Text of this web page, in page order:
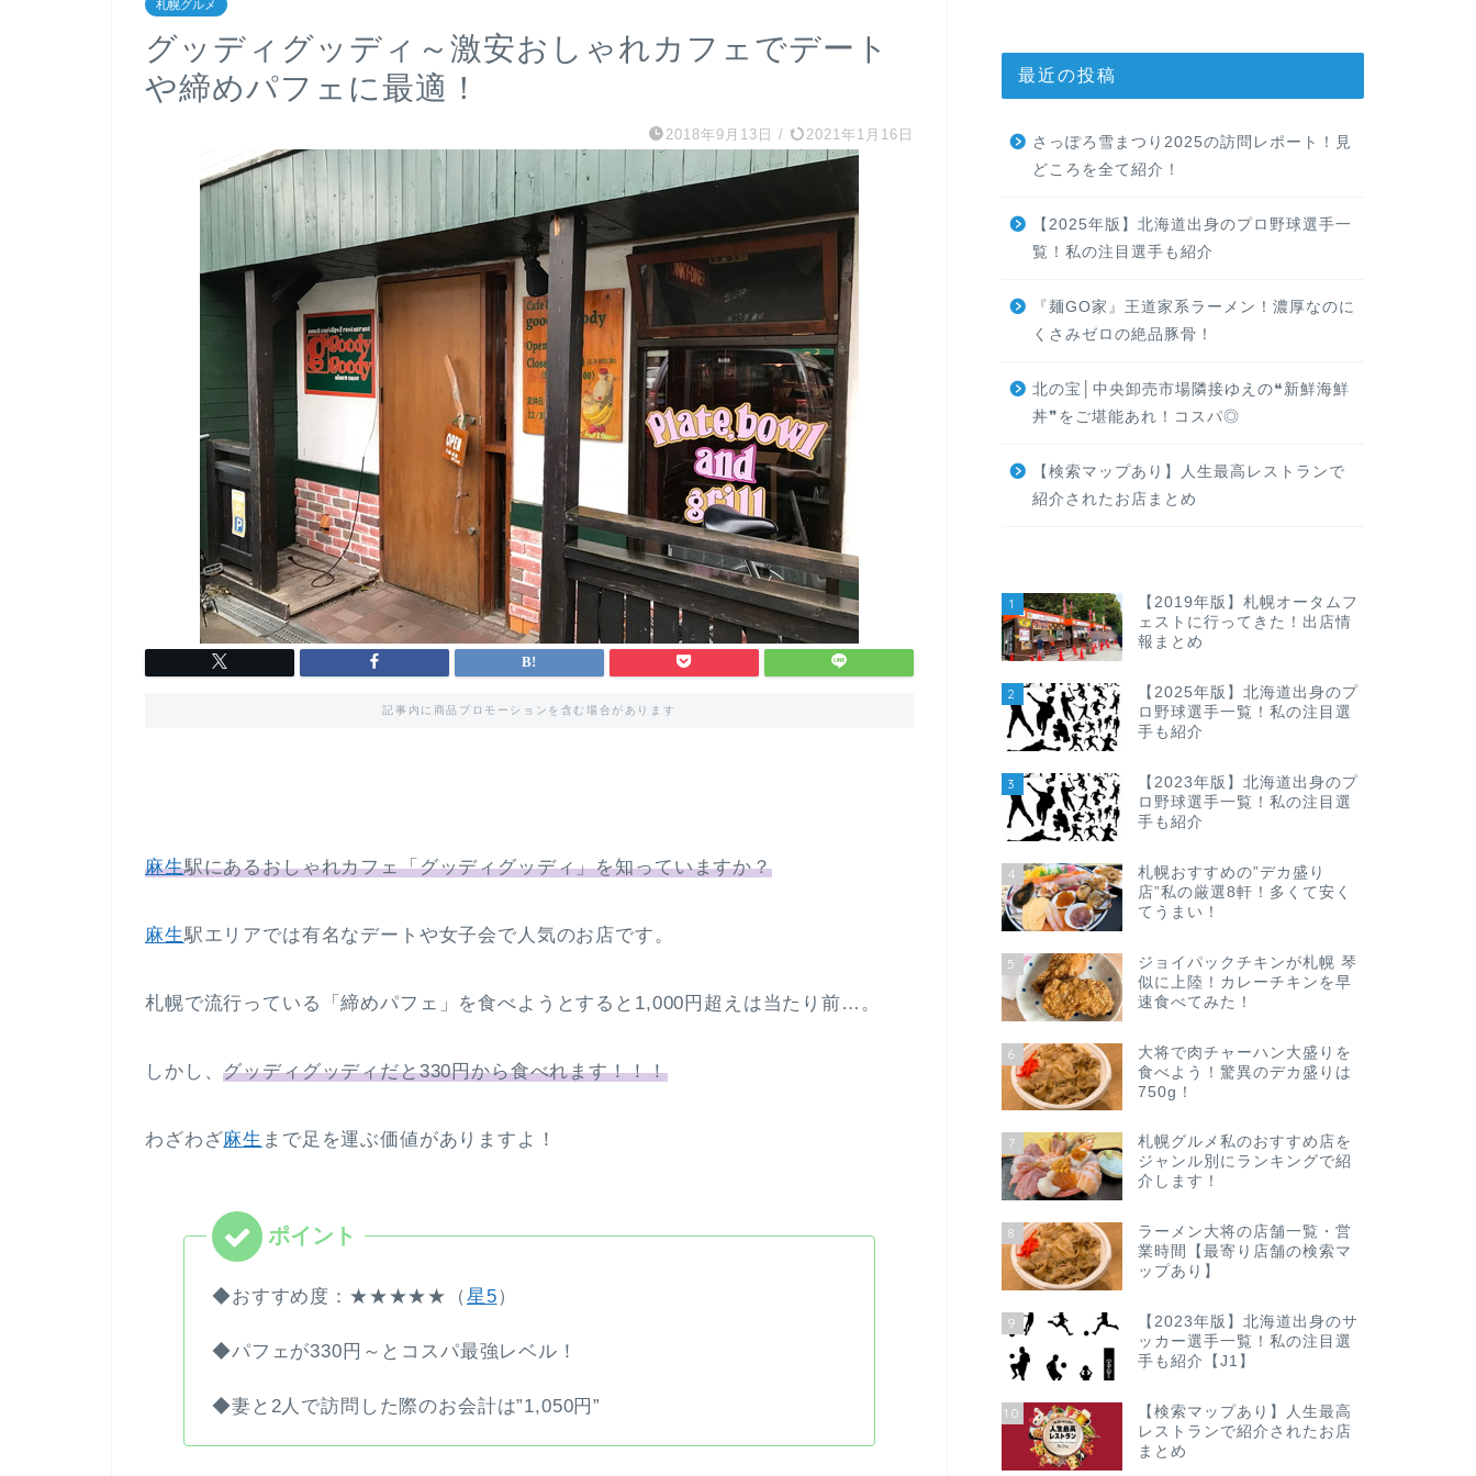
札幌グルメ
グッディグッディ～激安おしゃれカフェでデート
や締めパフェに最適！
2018年9月13日 / 2021年1月16日
記事内に商品プロモーションを含む場合があります
麻生駅にあるおしゃれカフェ「グッディグッディ」を知っていますか？
麻生駅エリアでは有名なデートや女子会で人気のお店です。
札幌で流行っている「締めパフェ」を食べようとすると1,000円超えは当たり前…。
しかし、グッディグッディだと330円から食べれます！！！
わざわざ麻生 まで足を運ぶ価値がありますよ！
◆おすすめ度：★★★★★（星5）
◆パフェが330円～とコスパ最強レベル！
◆妻と2人で訪問した際のお会計は”1,050円”
最近の投稿
さっぽろ雪まつり2025の訪問レポート！見
どころを全て紹介！
【2025年版】北海道出身のプロ野球選手一
覧！私の注目選手も紹介
『麺GO家』王道家系ラーメン！濃厚なのに
くさみゼロの絶品豚骨！
北の宝│中央卸売市場隣接ゆえの❝新鮮海鮮
丼❞をご堪能あれ！コスパ◎
【検索マップあり】人生最高レストランで
紹介されたお店まとめ
1
【2019年版】札幌オータムフ
ェストに行ってきた！出店情
報まとめ
2
【2025年版】北海道出身のプ
ロ野球選手一覧！私の注目選
手も紹介
3
【2023年版】北海道出身のプ
ロ野球選手一覧！私の注目選
手も紹介
4
札幌おすすめの”デカ盛り
店”私の厳選8軒！多くて安く
てうまい！
5
ジョイパックチキンが札幌 琴
似に上陸！カレーチキンを早
速食べてみた！
6
大将で肉チャーハン大盛りを
食べよう！驚異のデカ盛りは
750g！
7
札幌グルメ私のおすすめ店を
ジャンル別にランキングで紹
介します！
8
ラーメン大将の店舗一覧・営
業時間【最寄り店舗の検索マ
ップあり】
9
【2023年版】北海道出身のサ
ッカー選手一覧！私の注目選
手も紹介【J1】
10
【検索マップあり】人生最高
レストランで紹介されたお店
まとめ